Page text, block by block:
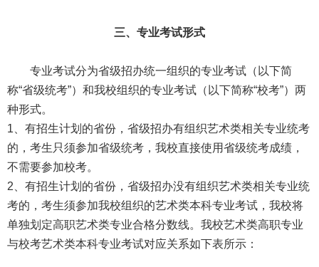
三、专业考试形式
专业考试分为省级招办统一组织的专业考试（以下简
称“省级统考”）和我校组织的专业考试（以下简称“校考”）两
种形式。
1、有招生计划的省份，省级招办有组织艺术类相关专业统考
的，考生只须参加省级统考，我校直接使用省级统考成绩，
不需要参加校考。
2、有招生计划的省份，省级招办没有组织艺术类相关专业统
考的，考生须参加我校组织的艺术类本科专业考试，我校将
单独划定高职艺术类专业合格分数线。我校艺术类高职专业
与校考艺术类本科专业考试对应关系如下表所示：